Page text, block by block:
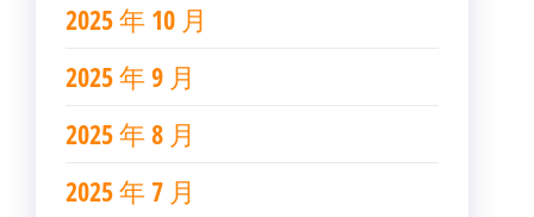
2025 年 10 月
2025 年 9 月
2025 年 8 月
2025 年 7 月